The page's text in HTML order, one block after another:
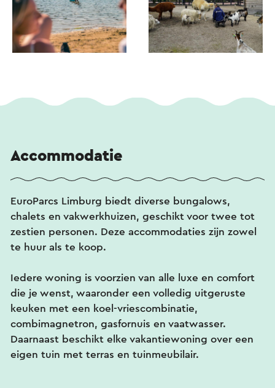
Accommodatie
EuroParcs Limburg biedt diverse bungalows,
chalets en vakwerkhuizen, geschikt voor twee tot
zestien personen. Deze accommodaties zijn zowel
te huur als te koop.
Iedere woning is voorzien van alle luxe en comfort
die je wenst, waaronder een volledig uitgeruste
keuken met een koel-vriescombinatie,
combimagnetron, gasfornuis en vaatwasser.
Daarnaast beschikt elke vakantiewoning over een
eigen tuin met terras en tuinmeubilair.